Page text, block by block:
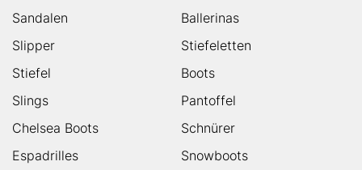
Sandalen
Ballerinas
Slipper
Stiefeletten
Stiefel
Boots
Slings
Pantoffel
Chelsea Boots
Schnürer
Espadrilles
Snowboots